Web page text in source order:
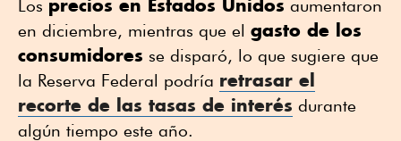
Los precios en Estados Unidos aumentaron
en diciembre, mientras que el gasto de los
consumidores se disparó, lo que sugiere que
la Reserva Federal podría retrasar el
recorte de las tasas de interés durante
algún tiempo este año.